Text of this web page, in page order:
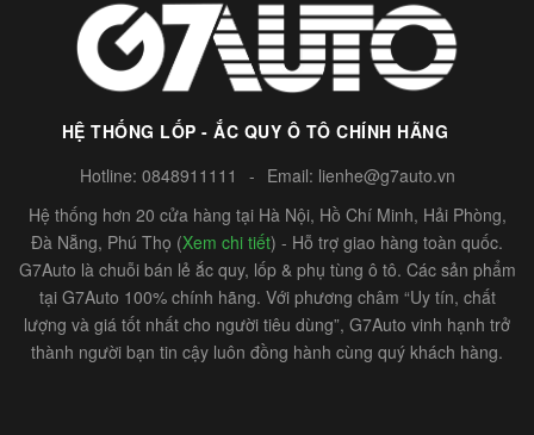
HỆ THỐNG LỐP - ẮC QUY Ô TÔ CHÍNH HÃNG
Hotline: 0848911111 - Email: lienhe@g7auto.vn
Hệ thống hơn 20 cửa hàng tại Hà Nội, Hồ Chí Minh, Hải Phòng,
Đà Nẵng, Phú Thọ (Xem chi tiết) - Hỗ trợ giao hàng toàn quốc.
G7Auto là chuỗi bán lẻ ắc quy, lốp & phụ tùng ô tô. Các sản phẩm
tại G7Auto 100% chính hãng. Với phương châm “Uy tín, chất
lượng và giá tốt nhất cho người tiêu dùng”, G7Auto vinh hạnh trở
thành người bạn tin cậy luôn đồng hành cùng quý khách hàng.